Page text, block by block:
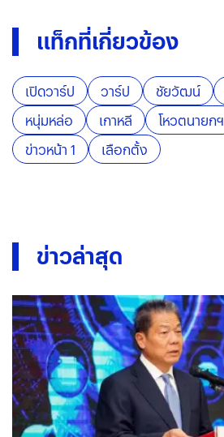
แท็กที่เกี่ยวข้อง
เปิดวาร์ป วาร์ป ชัยวัฒน์
หนุ่มหล่อ
เกาหลี โหวตนายกฯ
ข่าวหน้า 1
เลือกตั้ง
ข่าวล่าสุด